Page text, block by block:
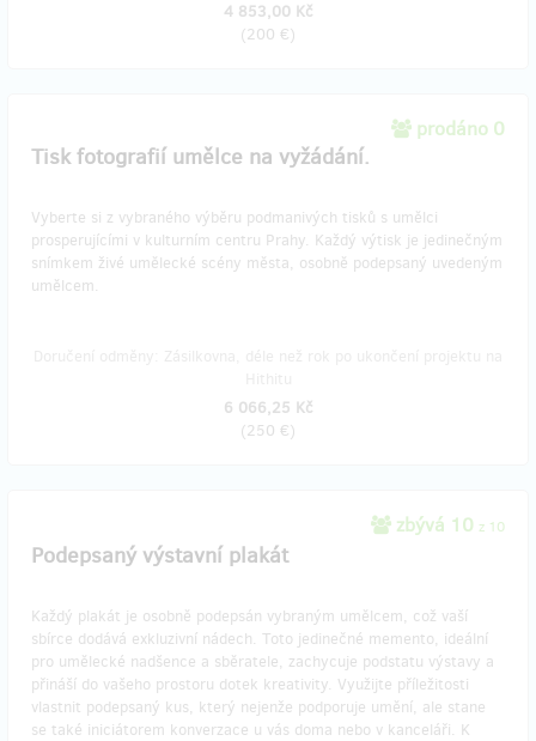
4 853,00 Kč
(200 €)
prodáno 0
Tisk fotografií umělce na vyžádání.
Vyberte si z vybraného výběru podmanivých tisků s umělci
prosperujícími v kulturním centru Prahy. Každý výtisk je jedinečným
snímkem živé umělecké scény města, osobně podepsaný uvedeným
umělcem.
6 066,25 Kč
(250 €)
zbývá 10 z 10
Podepsaný výstavní plakát
Každý plakát je osobně podepsán vybraným umělcem, což vaší
sbírce dodává exkluzivní nádech. Toto jedinečné memento, ideální
pro umělecké nadšence a sběratele, zachycuje podstatu výstavy a
přináší do vašeho prostoru dotek kreativity. Využijte příležitosti
vlastnit podepsaný kus, který nejenže podporuje umění, ale stane
se také iniciátorem konverzace u vás doma nebo v kanceláři. K